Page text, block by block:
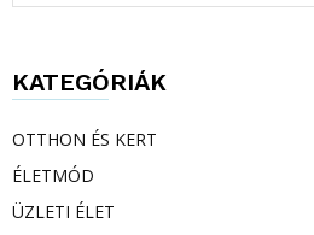
KATEGÓRIÁK
OTTHON ÉS KERT
ÉLETMÓD
ÜZLETI ÉLET